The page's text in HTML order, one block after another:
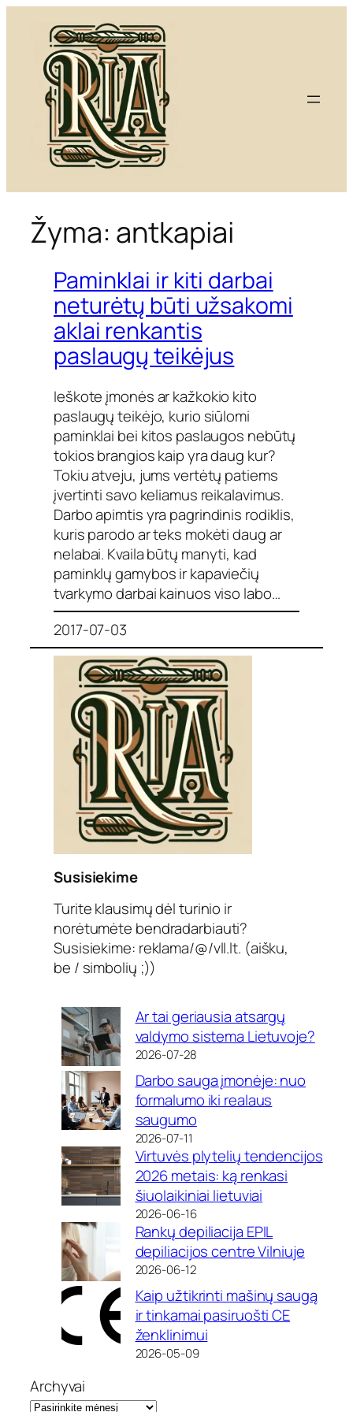
turinio
Žyma: antkapiai
Paminklai ir kiti darbai
neturėtų būti užsakomi
aklai renkantis
paslaugų teikėjus
Ieškote įmonės ar kažkokio kito
paslaugų teikėjo, kurio siūlomi
paminklai bei kitos paslaugos nebūtų
tokios brangios kaip yra daug kur?
Tokiu atveju, jums vertėtų patiems
įvertinti savo keliamus reikalavimus.
Darbo apimtis yra pagrindinis rodiklis,
kuris parodo ar teks mokėti daug ar
nelabai. Kvaila būtų manyti, kad
paminklų gamybos ir kapaviečių
tvarkymo darbai kainuos viso labo…
2017-07-03
Susisiekime
Turite klausimų dėl turinio ir
norėtumėte bendradarbiauti?
Susisiekime: reklama/@/vll.lt. (aišku,
be / simbolių ;))
Ar tai geriausia atsargų
valdymo sistema Lietuvoje?
2026-07-28
Darbo sauga įmonėje: nuo
formalumo iki realaus
saugumo
2026-07-11
Virtuvės plytelių tendencijos
2026 metais: ką renkasi
šiuolaikiniai lietuviai
2026-06-16
Rankų depiliacija EPIL
depiliacijos centre Vilniuje
2026-06-12
Kaip užtikrinti mašinų saugą
ir tinkamai pasiruošti CE
ženklinimui
2026-05-09
Archyvai